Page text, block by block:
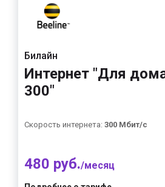
Билайн
Интернет "Для
300"
Скорость интернета: 300 Мбит/с
480 руб./месяц